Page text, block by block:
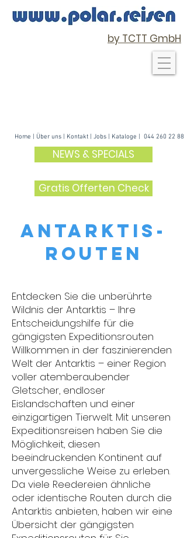
Home Über uns | Kontakt Jobs Kataloge 044 260 22 88
by TCTT GmbH
NEWS & SPECIALS
Gratis Offerten Check
ANTARKTIS-
rOUTEN
Entdecken Sie die unberührte
Wildnis der Antarktis – Ihre
Entscheidungshilfe für die
gängigsten Expeditionsrouten
Willkommen in der faszinierenden
Welt der Antarktis – einer Region
voller atemberaubender
Gletscher, endloser
Eislandschaften und einer
einzigartigen Tierwelt. Mit unseren
Expeditionsreisen haben Sie die
Möglichkeit, diesen
beeindruckenden Kontinent auf
unvergessliche Weise zu erleben.
Da viele Reedereien ähnliche
oder identische Routen durch die
Antarktis anbieten, haben wir eine
Übersicht der gängigsten